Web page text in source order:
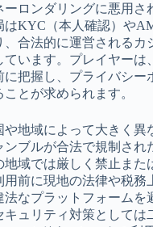
ーロンダリングに悪用さ
はKYC（本人確認）や
合法的に運営されるカ
います。プレイヤーは
に把握し、プライバシー
とが求められます。
や地域によって大きく異
ブルが合法で規制され
域では厳しく禁止また
前に現地の法律や税務
法なプラットフォームを
キュリティ対策としては